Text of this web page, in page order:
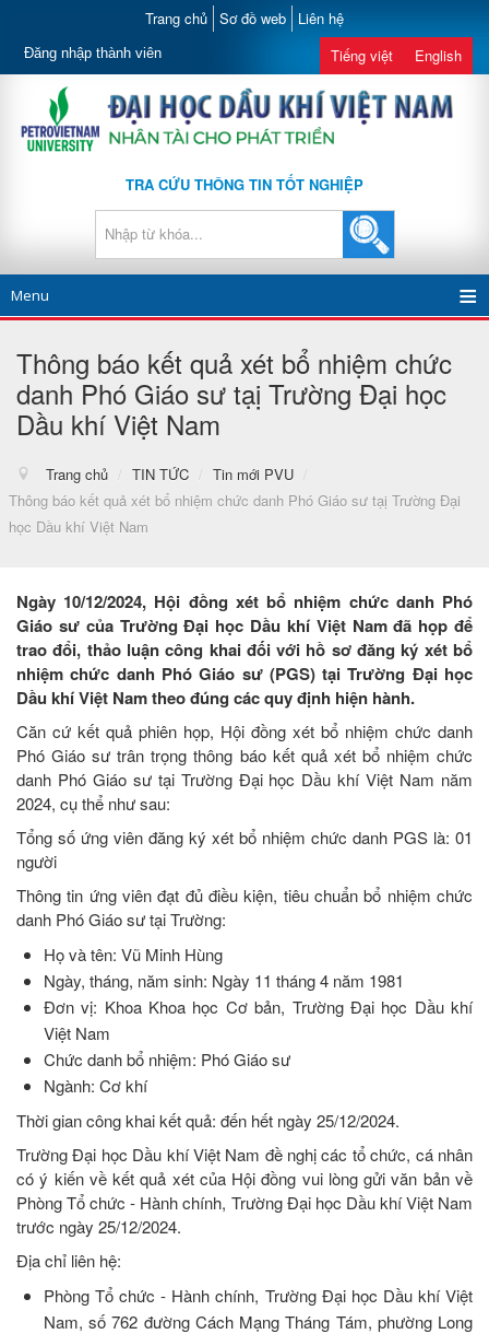
Trang chủ Sơ đồ web Liên hệ
Đăng nhập thành viên Tiếng việt English
TRA CỨU THÔNG TIN TỐT NGHIỆP
Menu
Thông báo kết quả xét bổ nhiệm chức
danh Phó Giáo sư tạị Trường Đại học
Dầu khí Việt Nam
Trang chủ / TIN TỨC / Tin mới PVU
/
Thông báo kết quả xét bổ nhiệm chức danh Phó Giáo sư tạị Trường Đại
học Dầu khí Việt Nam
Ngày 10/12/2024, Hội đồng xét bổ nhiệm chức danh Phó
Giáo sư của Trường Đại học Dầu khí Việt Nam đã họp để
trao đổi, thảo luận công khai đối với hồ sơ đăng ký xét bổ
nhiệm chức danh Phó Giáo sư (PGS) tại Trường Đại học
Dầu khí Việt Nam theo đúng các quy định hiện hành.
Căn cứ kết quả phiên họp, Hội đồng xét bổ nhiệm chức danh
Phó Giáo sư trân trọng thông báo kết quả xét bổ nhiệm chức
danh Phó Giáo sư tại Trường Đại học Dầu khí Việt Nam năm
2024, cụ thể như sau:
Tổng số ứng viên đăng ký xét bổ nhiệm chức danh PGS là: 01
người
Thông tin ứng viên đạt đủ điều kiện, tiêu chuẩn bổ nhiệm chức
danh Phó Giáo sư tại Trường:
Họ và tên: Vũ Minh Hùng
Ngày, tháng, năm sinh: Ngày 11 tháng 4 năm 1981
Đơn vị: Khoa Khoa học Cơ bản, Trường Đại học Dầu khí
Việt Nam
Chức danh bổ nhiệm: Phó Giáo sư
Ngành: Cơ khí
Thời gian công khai kết quả: đến hết ngày 25/12/2024.
Trường Đại học Dầu khí Việt Nam đề nghị các tổ chức, cá nhân
có ý kiến về kết quả xét của Hội đồng vui lòng gửi văn bản về
Phòng Tổ chức - Hành chính, Trường Đại học Dầu khí Việt Nam
trước ngày 25/12/2024.
Địa chỉ liên hệ:
Phòng Tổ chức - Hành chính, Trường Đại học Dầu khí Việt
Nam, số 762 đường Cách Mạng Tháng Tám, phường Long